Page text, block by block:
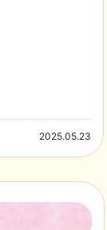
2025.05.23